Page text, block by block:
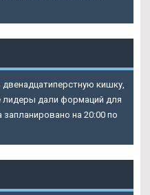
кишку,
лидеры дали формаций для
запланировано на 20:00 по